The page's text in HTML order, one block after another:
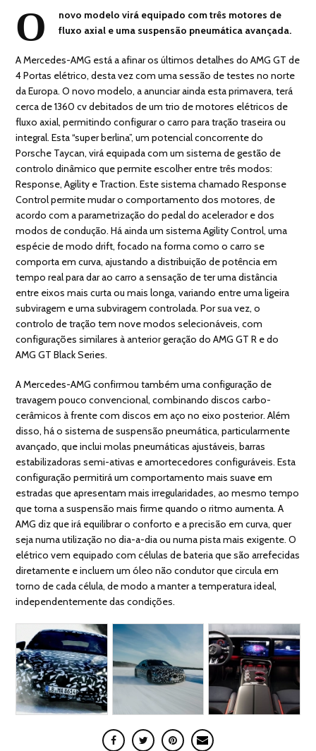
O
novo modelo virá equipado com três motores de
fluxo axial e uma suspensão pneumática avançada.
A Mercedes-AMG está a afinar os últimos detalhes do AMG GT de
4 Portas elétrico, desta vez com uma sessão de testes no norte
da Europa. O novo modelo, a anunciar ainda esta primavera, terá
cerca de 1360 cv debitados de um trio de motores elétricos de
fluxo axial, permitindo configurar o carro para tração traseira ou
integral. Esta “super berlina”, um potencial concorrente do
Porsche Taycan, virá equipada com um sistema de gestão de
controlo dinâmico que permite escolher entre três modos:
Response, Agility e Traction. Este sistema chamado Response
Control permite mudar o comportamento dos motores, de
acordo com a parametrização do pedal do acelerador e dos
modos de condução. Há ainda um sistema Agility Control, uma
espécie de modo drift, focado na forma como o carro se
comporta em curva, ajustando a distribuição de potência em
tempo real para dar ao carro a sensação de ter uma distância
entre eixos mais curta ou mais longa, variando entre uma ligeira
subviragem e uma subviragem controlada. Por sua vez, o
controlo de tração tem nove modos selecionáveis, com
configurações similares à anterior geração do AMG GT R e do
AMG GT Black Series.
A Mercedes-AMG confirmou também uma configuração de
travagem pouco convencional, combinando discos carbo-
cerâmicos à frente com discos em aço no eixo posterior. Além
disso, há o sistema de suspensão pneumática, particularmente
avançado, que inclui molas pneumáticas ajustáveis, barras
estabilizadoras semi-ativas e amortecedores configuráveis. Esta
configuração permitirá um comportamento mais suave em
estradas que apresentam mais irregularidades, ao mesmo tempo
que torna a suspensão mais firme quando o ritmo aumenta. A
AMG diz que irá equilibrar o conforto e a precisão em curva, quer
seja numa utilização no dia-a-dia ou numa pista mais exigente. O
elétrico vem equipado com células de bateria que são arrefecidas
diretamente e incluem um óleo não condutor que circula em
torno de cada célula, de modo a manter a temperatura ideal,
independentemente das condições.